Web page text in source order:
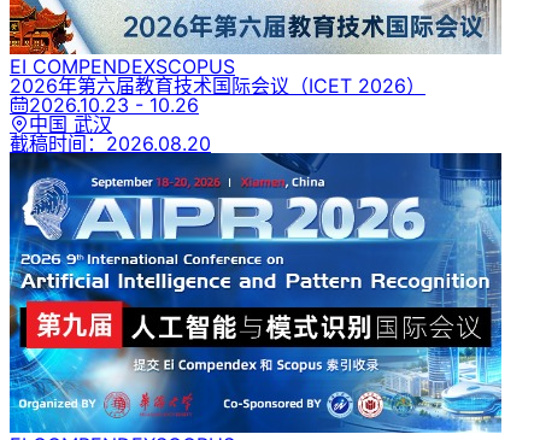
EI COMPENDEXSCOPUS
2026年第六届教育技术国际会议 （ICET 2026）
2026.10.23 - 10.26
中国 武汉
截稿时间： 2026.08.20